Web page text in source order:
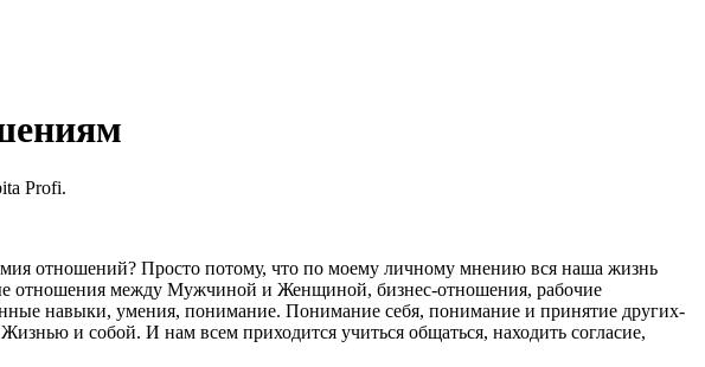
Profi.
отношений? Просто потому, что по моему личному мнению вся наша жизнь
отношения между Мужчиной и Женщиной, бизнес-отношения, рабочие
навыки, умения, понимание. Понимание себя, понимание и принятие других-
и собой. И нам всем приходится учиться общаться, находить согласие,